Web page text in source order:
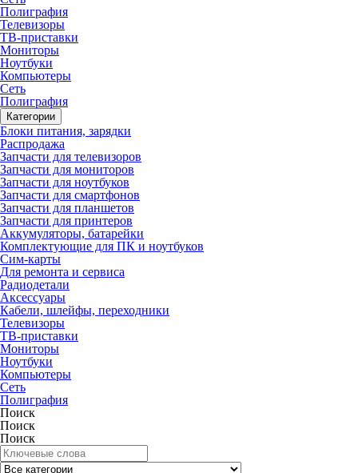
Полиграфия
Телевизоры
ТВ-приставки
Мониторы
Ноутбуки
Компьютеры
Сеть
Полиграфия
Категории
Блоки питания, зарядки
Распродажа
Запчасти для телевизоров
Запчасти для мониторов
Запчасти для ноутбуков
Запчасти для смартфонов
Запчасти для планшетов
Запчасти для принтеров
Аккумуляторы, батарейки
Комплектующие для ПК и ноутбуков
Сим-карты
Для ремонта и сервиса
Радиодетали
Аксессуары
Кабели, шлейфы, переходники
Телевизоры
ТВ-приставки
Мониторы
Ноутбуки
Компьютеры
Сеть
Полиграфия
Поиск
Поиск
Поиск